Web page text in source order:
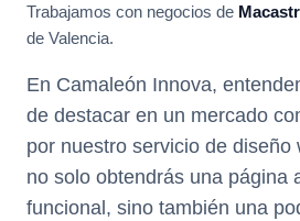
Trabajamos con negocios de
de Valencia.
En Camaleón Innova,
de destacar en un mercado
por nuestro servicio de diseño
no solo obtendrás una página
funcional, sino también una